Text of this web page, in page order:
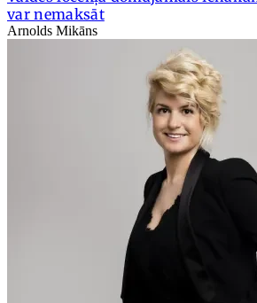
var nemaksāt
Arnolds Mikāns